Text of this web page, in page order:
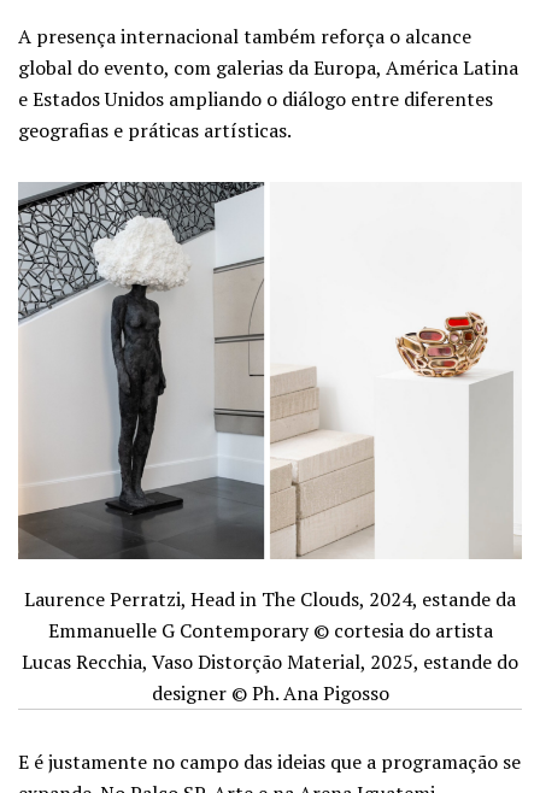
A presença internacional também reforça o alcance
global do evento, com galerias da Europa, América Latina
e Estados Unidos ampliando o diálogo entre diferentes
geografias e práticas artísticas.
Laurence Perratzi, Head in The Clouds, 2024, estande da
Emmanuelle G Contemporary © cortesia do artista
Lucas Recchia, Vaso Distorção Material, 2025, estande do
designer © Ph. Ana Pigosso
E é justamente no campo das ideias que a programação se